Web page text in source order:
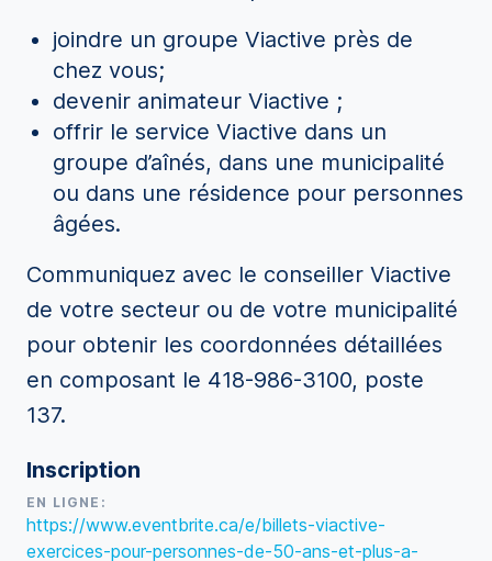
joindre un groupe Viactive près de
chez vous;
devenir animateur Viactive ;
offrir le service Viactive dans un
groupe d’aînés, dans une municipalité
ou dans une résidence pour personnes
âgées.
Communiquez avec le conseiller Viactive
de votre secteur ou de votre municipalité
pour obtenir les coordonnées détaillées
en composant le 418-986-3100, poste
137.
Inscription
EN LIGNE:
https://www.eventbrite.ca/e/billets-viactive-
exercices-pour-personnes-de-50-ans-et-plus-a-